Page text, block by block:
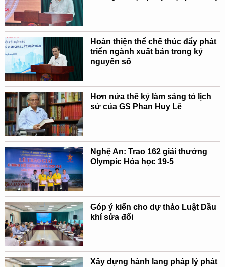
Hoàn thiện thể chế thúc đẩy phát
triển ngành xuất bản trong kỷ
nguyên số
Hơn nửa thế kỷ làm sáng tỏ lịch
sử của GS Phan Huy Lê
Nghệ An: Trao 162 giải thưởng
Olympic Hóa học 19-5
Góp ý kiến cho dự thảo Luật Dầu
khí sửa đổi
Xây dựng hành lang pháp lý phát